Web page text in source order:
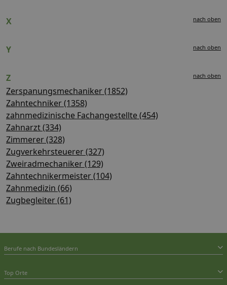
X nach oben
Y nach oben
Z nach oben
Zerspanungsmechaniker (1852)
Zahntechniker (1358)
zahnmedizinische Fachangestellte (454)
Zahnarzt (334)
Zimmerer (328)
Zugverkehrsteuerer (327)
Zweiradmechaniker (129)
Zahntechnikermeister (104)
Zahnmedizin (66)
Zugbegleiter (61)
Berufe nach Bundesländern
Top Orte